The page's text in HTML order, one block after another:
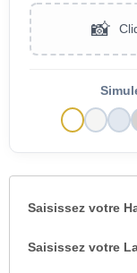
📸
Saisissez votre
Saisissez votre